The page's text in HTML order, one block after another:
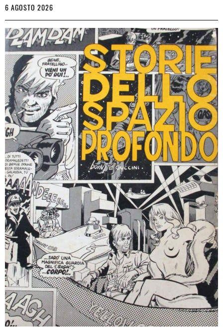
6 AGOSTO 2026